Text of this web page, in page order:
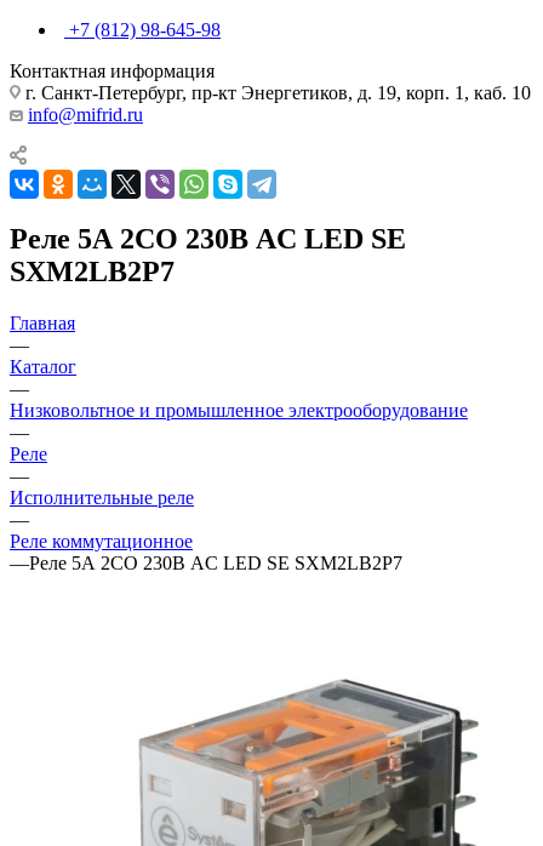
+7 (812) 98-645-98
Контактная информация
г. Санкт-Петербург, пр-кт Энергетиков, д. 19, корп. 1, каб. 10
info@mifrid.ru
Реле 5А 2CO 230В AC LED SE
SXM2LB2P7
Главная
—
Каталог
—
Низковольтное и промышленное электрооборудование
—
Реле
—
Исполнительные реле
—
Реле коммутационное
—Реле 5А 2CO 230В AC LED SE SXM2LB2P7